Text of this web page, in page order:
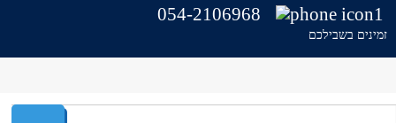
054-2106968
זמינים בשבילכם